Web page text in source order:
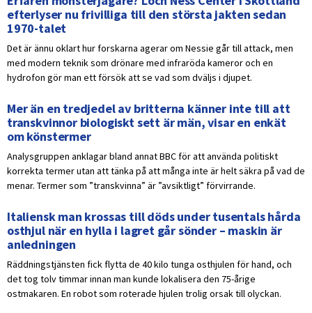
efterlyser nu frivilliga till den största jakten sedan
1970-talet
Det är ännu oklart hur forskarna agerar om Nessie går till attack, men
med modern teknik som drönare med infraröda kameror och en
hydrofon gör man ett försök att se vad som dväljs i djupet.
Mer än en tredjedel av britterna känner inte till att
transkvinnor biologiskt sett är män, visar en enkät
om könstermer
Analysgruppen anklagar bland annat BBC för att använda politiskt
korrekta termer utan att tänka på att många inte är helt säkra på vad de
menar. Termer som ”transkvinna” är ”avsiktligt” förvirrande.
Italiensk man krossas till döds under tusentals hårda
osthjul när en hylla i lagret går sönder – maskin är
anledningen
Räddningstjänsten fick flytta de 40 kilo tunga osthjulen för hand, och
det tog tolv timmar innan man kunde lokalisera den 75-årige
ostmakaren. En robot som roterade hjulen trolig orsak till olyckan.